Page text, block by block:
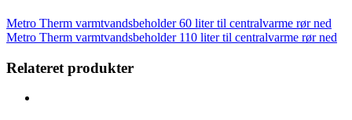
Metro Therm varmtvandsbeholder 60 liter til centralvarme rør ned
Metro Therm varmtvandsbeholder 110 liter til centralvarme rør ned
Relateret produkter